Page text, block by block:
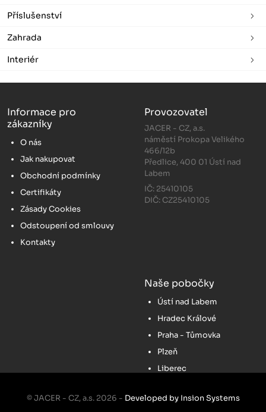
Příslušenství
Zahrada
Interiér
Informace pro
zákazníky
O nás
Jak nakupovat
Obchodní podmínky
Certifikáty
Zásady Cookies
Odstoupení od smlouvy
Kontakty
Provozovatel
JACER - CZ, a.s.
náměstí Prokopa Velikého
466/12b
Předlice, 400 01 Ústí nad
Labem
IČ: 25410105
DIČ: CZ25410105
Naše pobočky
Ústí nad Labem
Hradec Králové
Praha - Tůmovka
Plzeň
Liberec
© JACER - CZ, a.s. 2026 - Developed by Insion Systems